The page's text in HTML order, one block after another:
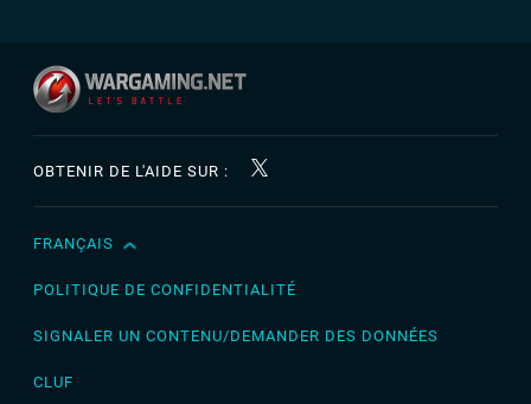
OBTENIR DE L'AIDE SUR :
English
Čeština
FRANÇAIS
POLITIQUE DE CONFIDENTIALITÉ
SIGNALER UN CONTENU/DEMANDER DES DONNÉES
CLUF